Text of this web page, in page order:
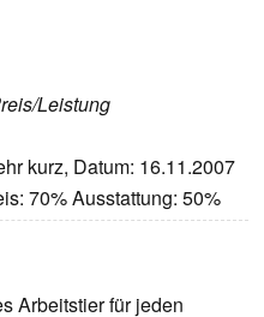
Leistung
kurz, Datum: 16.11.2007
70% Ausstattung: 50%
Arbeitstier für jeden